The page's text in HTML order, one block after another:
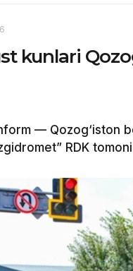
kunlari
— Qozog‘iston
RDK